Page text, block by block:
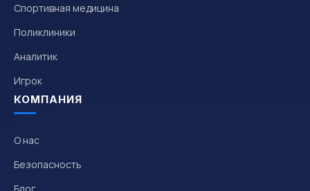
Спортивная медицина
Поликлиники
Аналитик
Игрок
КОМПАНИЯ
О нас
Безопасность
Блог